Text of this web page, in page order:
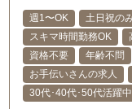
週1〜OK 土日祝の
スキマ時間勤務OK
資格不要
年齢不問
お手伝いさんの求人
30代･40代･50代活躍中